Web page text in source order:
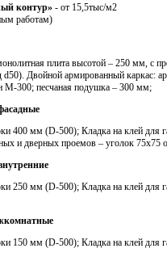
контур» - от 15,5тыс/м2
работам)
плита высотой – 250 мм, с
Двойной армированный каркас:
М-300; песчаная подушка – 300 мм;
400 мм (D-500); Кладка на клей для
и дверных проемов – уголок 75х75
250 мм (D-500); Кладка на клей для
150 мм (D-500); Кладка на клей для